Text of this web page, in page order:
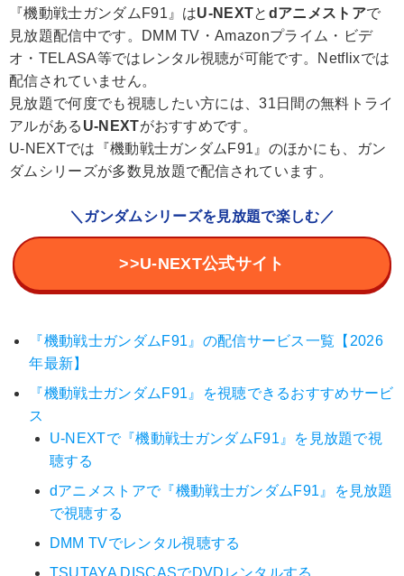
『機動戦士ガンダムF91』はU-NEXTと dアニメストアで
見放題配信中です。DMM TV・Amazonプライム・ビデ
オ・TELASA等ではレンタル視聴が可能です。Netflixでは
配信されていません。
見放題で何度でも視聴したい方には、31日間の無料トライ
アルがある U-NEXTがおすすめです。
U-NEXTでは『機動戦士ガンダムF91』のほかにも、ガン
ダムシリーズが多数見放題で配信されています。
＼ガンダムシリーズを見放題で楽しむ／
>>U-NEXT公式サイト
『機動戦士ガンダムF91』の配信サービス一覧【2026
年最新】
『機動戦士ガンダムF91』を視聴できるおすすめサービ
ス
U-NEXTで『機動戦士ガンダムF91』を見放題で視
聴する
dアニメストアで『機動戦士ガンダムF91』を見放題
で視聴する
DMM TVでレンタル視聴する